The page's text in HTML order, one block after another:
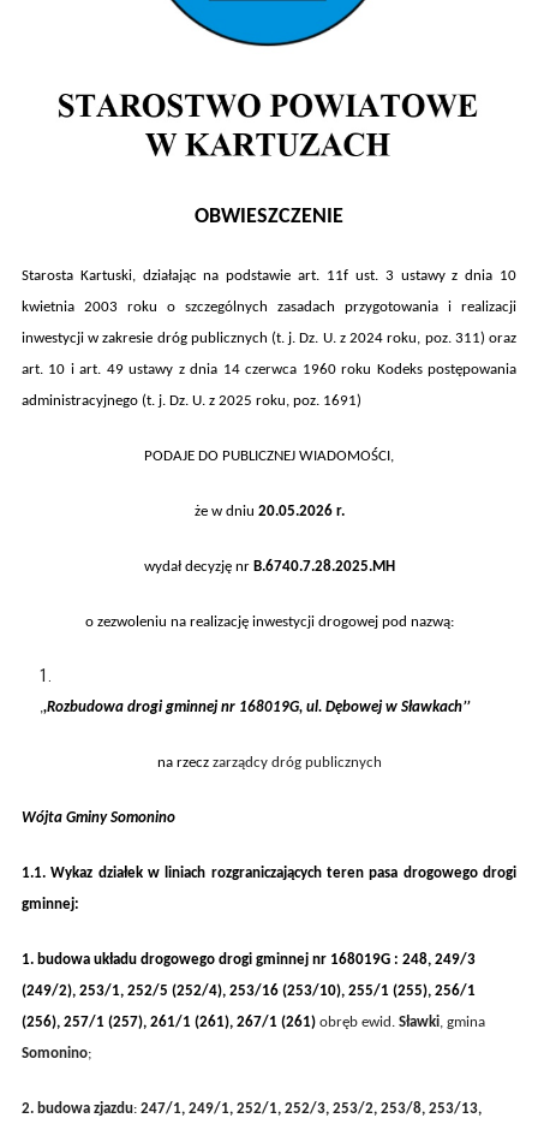
OBWIESZCZENIE
Starosta Kartuski, działając na podstawie art. 11f ust. 3 ustawy z dnia 10
kwietnia 2003 roku o szczególnych zasadach przygotowania i realizacji
inwestycji w zakresie dróg publicznych (t. j. Dz. U. z 2024 roku, poz. 311) oraz
art. 10 i art. 49 ustawy z dnia 14 czerwca 1960 roku Kodeks postępowania
administracyjnego (t. j. Dz. U. z 2025 roku, poz. 1691)
PODAJE DO PUBLICZNEJ WIADOMOŚCI,
że w dniu 20.05.2026r.
wydał decyzję nr B.6740.7.28.2025.M H
o zezwoleniu na realizację inwestycji drogowej pod nazwą:
,,Rozbudowa drogi gminnej nr 168019G, ul. Dębowej w Sławkach’’
na rzecz zarządcy dróg publicznych
Wójta GminySomonino
1.1.Wykaz działek w liniach rozgraniczających teren pasa drogowegodrogi
gminnej:
1. budowa układu drogowego drogi gminnej nr 168019G: 248, 249/3
(249/2), 253/1, 252/5 (252/4), 253/16 (253/10), 255/1 (255), 256/1
(256), 257/1 (257), 261/1 (261), 267/1 (261) obręb ewid. Sławki, gmina
Somonino;
2. budowa zjazdu: 247/1, 249/1, 252/1, 252/3, 253/2, 253/8, 253/13,